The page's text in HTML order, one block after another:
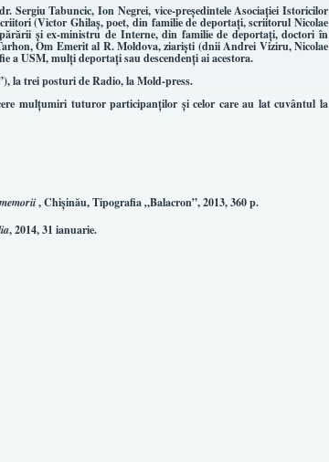
Sergiu Tabuncic, Ion Negrei, vice-preşedintele Asociaţiei Istoricilor
(Victor Ghilaş, poet, din familie de deportaţi, scriitorul Nicolae
şi ex-ministru de Interne, din familie de deportaţi, doctori în
Om Emerit al R. Moldova, ziarişti (dnii Andrei Viziru, Nicolae
a USM, mulţi deportaţi sau descendenţi ai acestora.
la trei posturi de Radio, la Mold-press.
mulţumiri tuturor participanţilor şi celor care au lat cuvântul la
, Chişinău, Tipografia „Balacron”, 2013, 360 p.
, 2014, 31 ianuarie.